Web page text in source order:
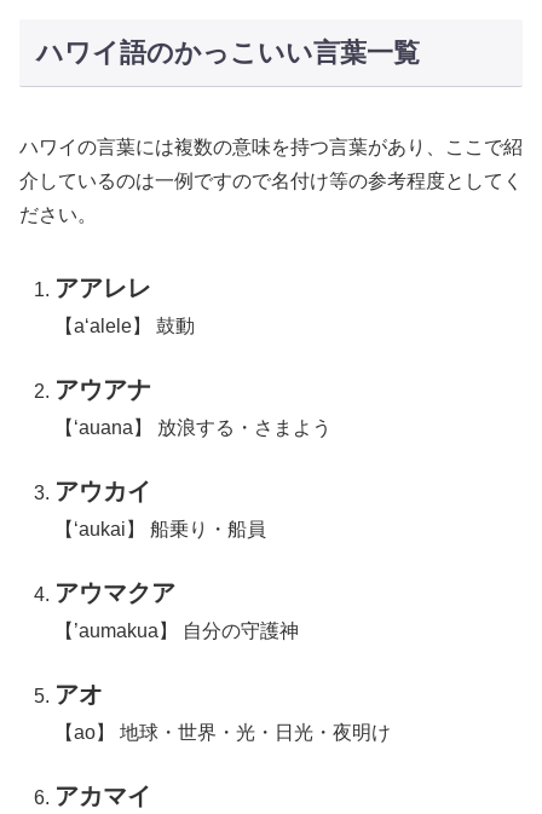
ハワイ語のかっこいい言葉一覧
ハワイの言葉には複数の意味を持つ言葉があり、ここで紹
介しているのは一例ですので名付け等の参考程度としてく
ださい。
アアレレ
【a‘alele】 鼓動
アウアナ
【‘auana】 放浪する・さまよう
アウカイ
【‘aukai】 船乗り・船員
アウマクア
【’aumakua】 自分の守護神
アオ
【ao】 地球・世界・光・日光・夜明け
アカマイ